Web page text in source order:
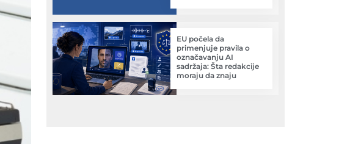
EU počela da
primenjuje pravila o
označavanju AI
sadržaja: Šta redakcije
moraju da znaju